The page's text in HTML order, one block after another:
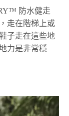
防水健走
走在階梯上或
子走在這些地
力是非常穩